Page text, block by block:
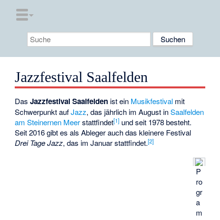
Jazzfestival Saalfelden
DasJazzfestival Saalfelden ist ein Musikfestival mit
Schwerpunkt aufJazz, das jährlich im August inSaalfelden
am Steinernen Meerstattfindet[1] und seit 1978 besteht.
Seit 2016 gibt es als Ableger auch das kleinere Festival
Drei Tage Jazz, das im Januar stattfindet.[2]
P
ro
gr
a
m